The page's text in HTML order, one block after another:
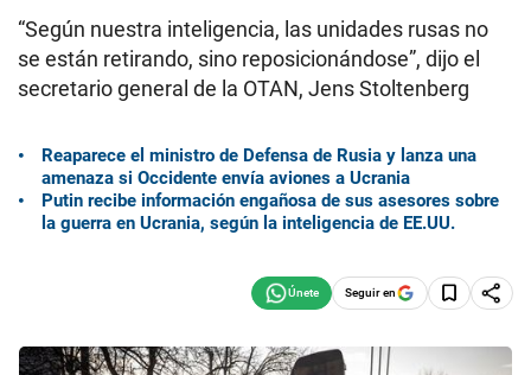
“Según nuestra inteligencia, las unidades rusas no
se están retirando, sino reposicionándose”, dijo el
secretario general de la OTAN, Jens Stoltenberg
Reaparece el ministro de Defensa de Rusia y lanza una
amenaza si Occidente envía aviones a Ucrania
Putin recibe información engañosa de sus asesores sobre
la guerra en Ucrania, según la inteligencia de EE.UU.
Seguir en